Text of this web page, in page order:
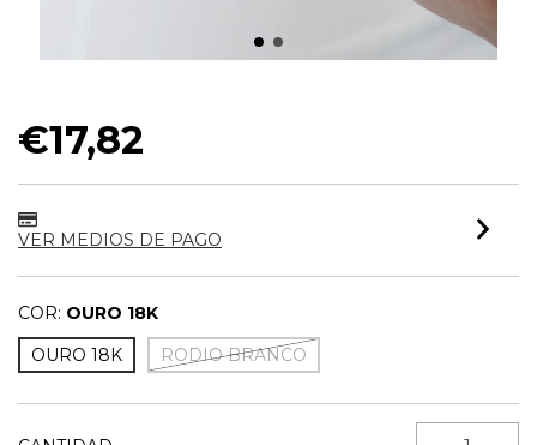
€17,82
VER MEDIOS DE PAGO
COR: OURO 18K
OURO 18K
RODIO BRANCO